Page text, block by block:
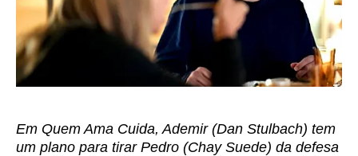
Em Quem Ama Cuida, Ademir (Dan Stulbach) tem
um plano para tirar Pedro (Chay Suede) da defesa